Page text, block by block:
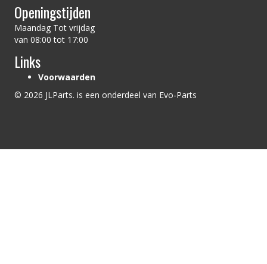
Openingstijden
Maandag Tot vrijdag
van 08:00 tot 17:00
Links
Voorwaarden
© 2026 JLParts. is een onderdeel van Evo-Parts